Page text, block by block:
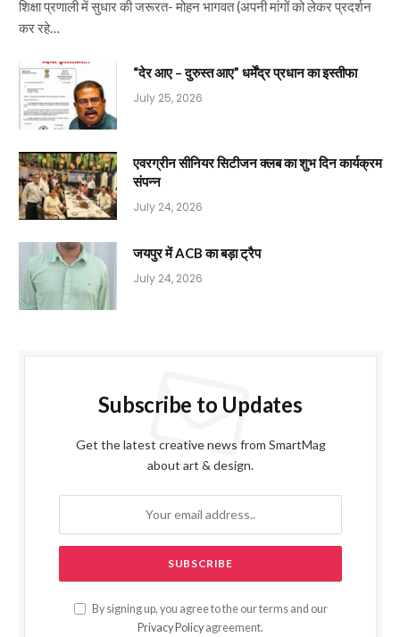
शिक्षा प्रणाली में सुधार की जरूरत- मोहन भागवत (अपनी मांगों को लेकर प्रदर्शन
कर रहे…
“देर आए – दुरुस्त आए” धर्मेंद्र प्रधान का इस्तीफा
July 25, 2026
एवरग्रीन सीनियर सिटीजन क्लब का शुभ दिन कार्यक्रम
संपन्न
July 24, 2026
जयपुर में ACB का बड़ा ट्रैप
July 24, 2026
Subscribe to Updates
Get the latest creative news from SmartMag
about art & design.
By signing up, you agree to the our terms and our
Privacy Policy agreement.